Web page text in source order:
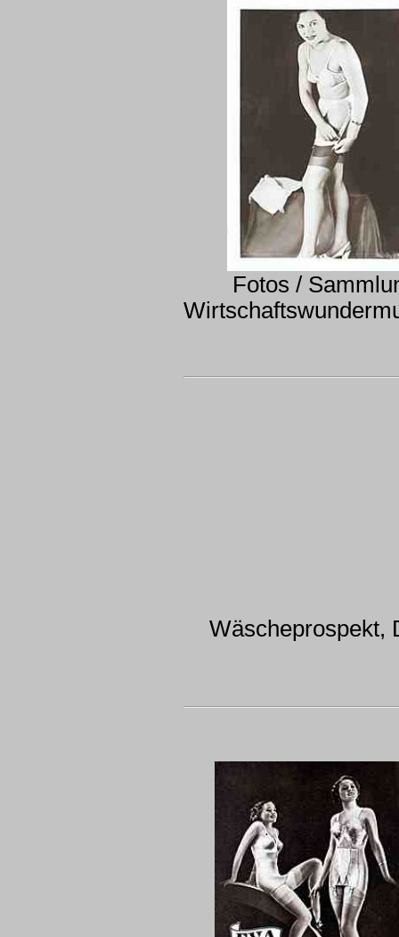
Fotos /
Wäscheprospekt,